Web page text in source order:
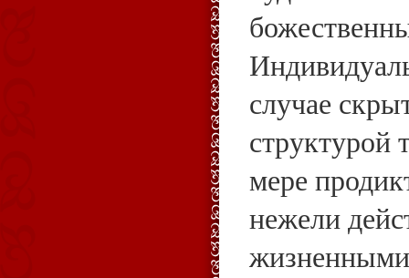
случае
структурой
мере
нежели